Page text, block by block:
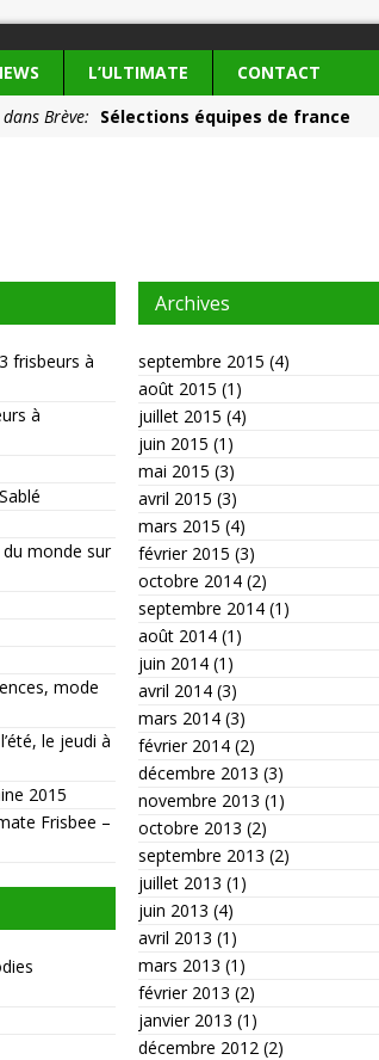
L’ULTIMATE CONTACT
Brève: Sélections équipes de france
frisbeurs à
à
monde sur
mode
le jeudi à
2015
Frisbee –
Archives
septembre 2015 (4)
août 2015 (1)
juillet 2015 (4)
juin 2015 (1)
mai 2015 (3)
avril 2015 (3)
mars 2015 (4)
février 2015 (3)
octobre 2014(2)
septembre 2014(1)
août 2014(1)
juin 2014(1)
avril 2014(3)
mars 2014(3)
février 2014(2)
décembre 2013 (3)
novembre 2013 (1)
octobre 2013 (2)
septembre 2013 (2)
juillet 2013 (1)
juin 2013 (4)
avril 2013 (1)
mars 2013 (1)
février 2013 (2)
janvier 2013 (1)
décembre 2012(2)